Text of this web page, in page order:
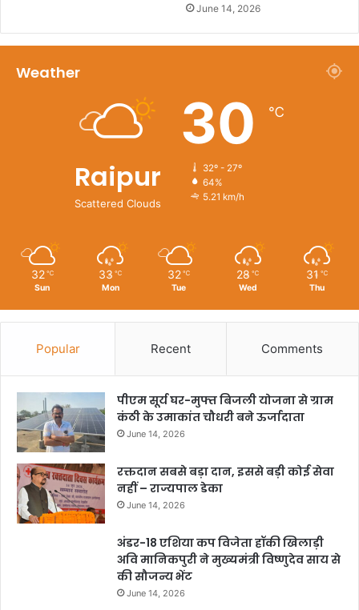
June 14, 2026
Weather
Raipur
Scattered Clouds
30 ℃
32º - 27º
64%
5.21 km/h
32 ℃
Sun
33 ℃
Mon
32 ℃
Tue
28 ℃
Wed
31 ℃
Thu
Popular Recent Comments
पीएम सूर्य घर-मुफ्त बिजली योजना से ग्राम
कंठी के उमाकांत चौधरी बने ऊर्जादाता
June 14, 2026
रक्तदान सबसे बड़ा दान, इससे बड़ी कोई सेवा
नहीं – राज्यपाल डेका
June 14, 2026
अंडर-18 एशिया कप विजेता हॉकी खिलाड़ी
अवि मानिकपुरी ने मुख्यमंत्री विष्णुदेव साय से
की सौजन्य भेंट
June 14, 2026